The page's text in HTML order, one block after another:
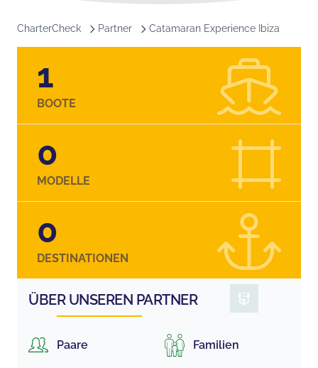
CharterCheck Partner Catamaran Experience Ibiza
1
BOOTE
0
MODELLE
0
DESTINATIONEN
ÜBER UNSEREN PARTNER
Paare Familien